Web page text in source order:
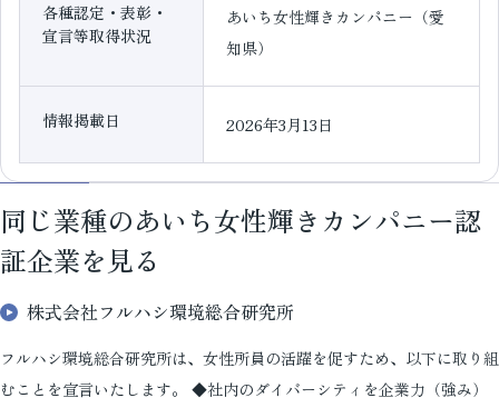
各種認定・表彰・
宣言等取得状況
あいち女性輝きカンパニー（愛
知県）
情報掲載日 2026年3月13日
同じ業種のあいち女性輝きカンパニー認
証企業を見る
株式会社フルハシ環境総合研究所
フルハシ環境総合研究所は、女性所員の活躍を促すため、以下に取り組
むことを宣言いたします。 ◆社内のダイバーシティを企業力（強み）